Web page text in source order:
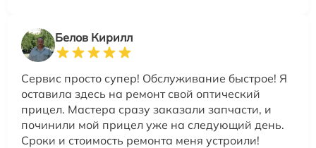
Белов Кирилл
Сервис просто супер! Обслуживание быстрое! Я
оставила здесь на ремонт свой оптический
прицел. Мастера сразу заказали запчасти, и
починили мой прицел уже на следующий день.
Сроки и стоимость ремонта меня устроили!